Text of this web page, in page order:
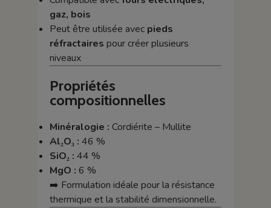
gaz, bois
Peut être utilisée avec pieds
réfractaires pour créer plusieurs
niveaux
Propriétés
compositionnelles
Minéralogie : Cordiérite – Mullite
Al₂O₃ : 46 %
SiO₂ : 44 %
MgO : 6 %
➡️ Formulation idéale pour la résistance
thermique et la stabilité dimensionnelle.